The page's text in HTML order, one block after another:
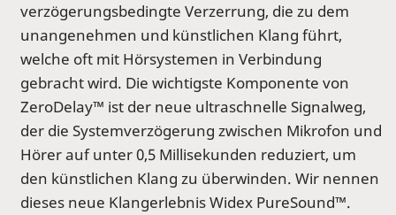
verzögerungsbedingte Verzerrung, die zu dem
unangenehmen und künstlichen Klang führt,
welche oft mit Hörsystemen in Verbindung
gebracht wird. Die wichtigste Komponente von
ZeroDelay™ ist der neue ultraschnelle Signalweg,
der die Systemverzögerung zwischen Mikrofon und
Hörer auf unter 0,5 Millisekunden reduziert, um
den künstlichen Klang zu überwinden. Wir nennen
dieses neue Klangerlebnis Widex PureSound™.